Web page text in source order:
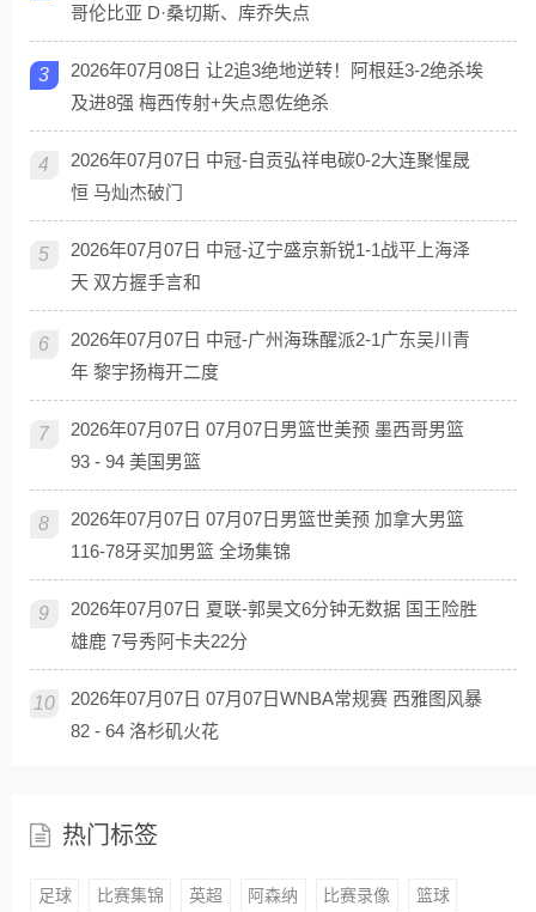
哥伦比亚 D·桑切斯、库乔失点
3
2026年07月08日 让2追3绝地逆转！阿根廷3-2绝杀埃
及进8强 梅西传射+失点恩佐绝杀
4
2026年07月07日 中冠-自贡弘祥电碳0-2大连聚惺晟
恒 马灿杰破门
5
2026年07月07日 中冠-辽宁盛京新锐1-1战平上海泽
天 双方握手言和
6
2026年07月07日 中冠-广州海珠醒派2-1广东吴川青
年 黎宇扬梅开二度
7
2026年07月07日 07月07日男篮世美预 墨西哥男篮
93 - 94 美国男篮
8
2026年07月07日 07月07日男篮世美预 加拿大男篮
116-78牙买加男篮 全场集锦
9
2026年07月07日 夏联-郭昊文6分钟无数据 国王险胜
雄鹿 7号秀阿卡夫22分
10
2026年07月07日 07月07日WNBA常规赛 西雅图风暴
82 - 64 洛杉矶火花
热门标签
足球 比赛集锦 英超 阿森纳 比赛录像 篮球